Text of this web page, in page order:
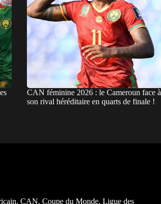
CAN féminine 2026 : le Cameroun face à
son rival héréditaire en quarts de finale !
CAN, Coupe du Monde, Ligue des